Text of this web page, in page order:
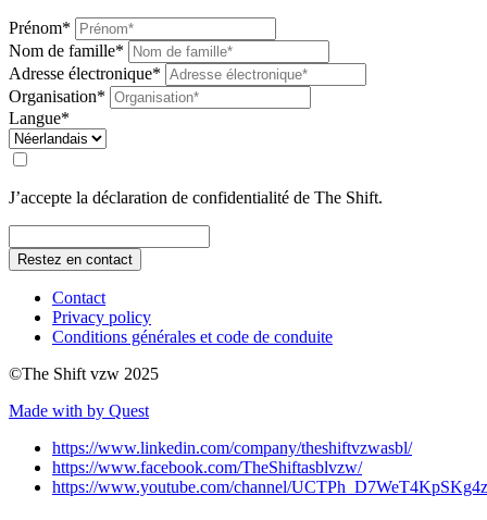
Prénom*
Nom de famille*
Adresse électronique*
Organisation*
Langue*
J’accepte la déclaration de confidentialité de The Shift.
Restez en contact
Contact
Privacy policy
Conditions générales et code de conduite
©The Shift vzw 2025
Made with by Quest
https://www.linkedin.com/company/theshiftvzwasbl/
https://www.facebook.com/TheShiftasblvzw/
https://www.youtube.com/channel/